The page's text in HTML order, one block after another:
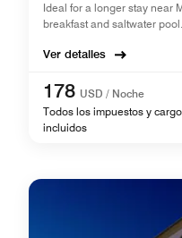
Ideal for a longer stay near
breakfast and saltwater pool.
Ver detalles
178 USD / Noche
Todos los impuestos y
incluidos